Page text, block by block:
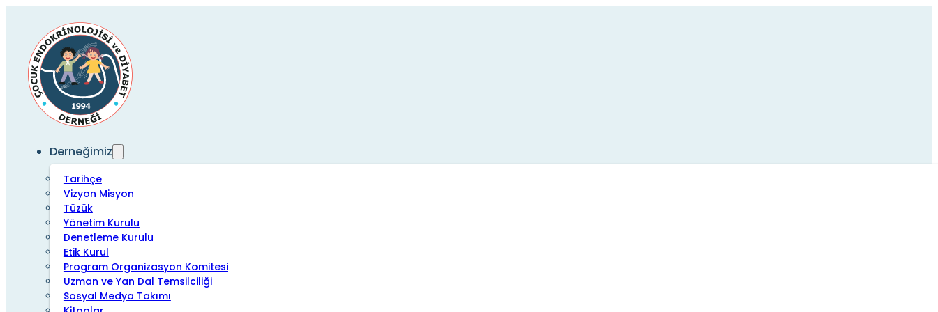
Derneğimiz
Tarihçe
Vizyon Misyon
Tüzük
Yönetim Kurulu
Denetleme Kurulu
Etik Kurul
Program Organizasyon Komitesi
Uzman ve Yan Dal Temsilciliği
Sosyal Medya Takımı